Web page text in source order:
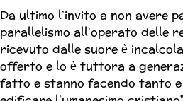
Da ultimo l’invito a non avere
parallelismo all’operato delle
ricevuto dalle suore è
offerto e lo è tuttora a
fatto e stanno facendo tanto